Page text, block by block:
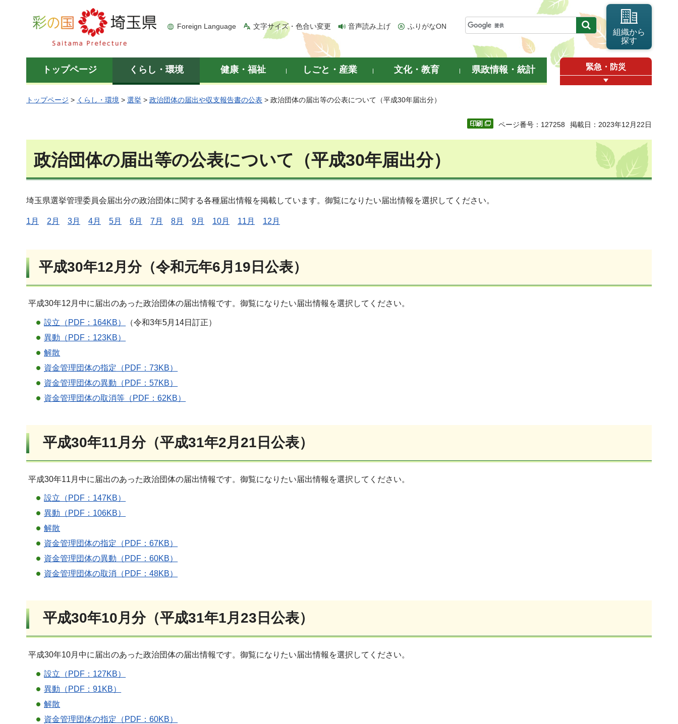
彩の国 埼玉県
Foreign Language 文字サイズ・色合い変更 音声読み上げ ふりがなON
組織から
探す
トップページ くらし・環境 健康・福祉 しごと・産業 文化・教育 県政情報・統計 緊急・防災
トップページ > くらし・環境 > 選挙 > 政治団体の届出や収支報告書の公表 > 政治団体の届出等の公表について（平成30年届出分）
ページ番号：127258 掲載日：2023年12月22日
政治団体の届出等の公表について（平成30年届出分）
埼玉県選挙管理委員会届出分の政治団体に関する各種届出情報を掲載しています。御覧になりたい届出情報を選択してください。
1月 2月 3月 4月 5月 6月 7月 8月 9月 10月 11月 12月
平成30年12月分（令和元年6月19日公表）
平成30年12月中に届出のあった政治団体の届出情報です。御覧になりたい届出情報を選択してください。
設立（PDF：164KB）
（令和3年5月14日訂正）
異動（PDF：123KB）
解散
資金管理団体の指定（PDF：73KB）
資金管理団体の異動（PDF：57KB）
資金管理団体の取消等（PDF：62KB）
平成30年11月分（平成31年2月21日公表）
平成30年11月中に届出のあった政治団体の届出情報です。御覧になりたい届出情報を選択してください。
設立（PDF：147KB）
異動（PDF：106KB）
解散
資金管理団体の指定（PDF：67KB）
資金管理団体の異動（PDF：60KB）
資金管理団体の取消（PDF：48KB）
平成30年10月分（平成31年1月23日公表）
平成30年10月中に届出のあった政治団体の届出情報です。御覧になりたい届出情報を選択してください。
設立（PDF：127KB）
異動（PDF：91KB）
解散
資金管理団体の指定（PDF：60KB）